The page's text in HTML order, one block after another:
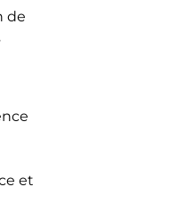
de
et